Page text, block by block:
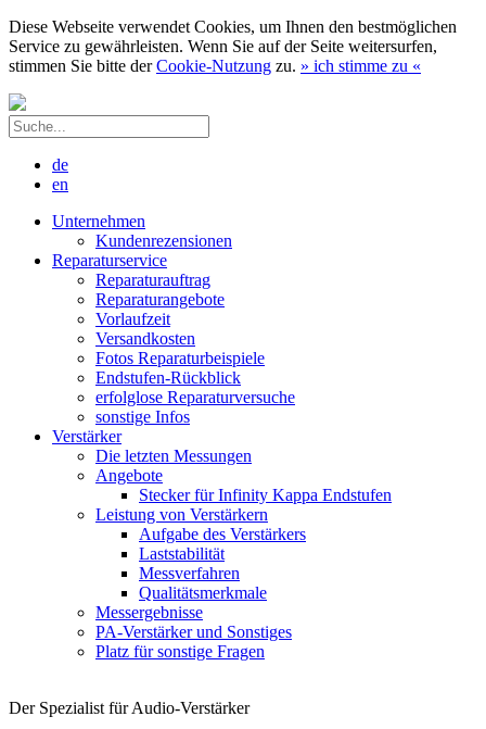
Diese Webseite verwendet Cookies, um Ihnen den bestmöglichen
Service zu gewährleisten. Wenn Sie auf der Seite weitersurfen,
stimmen Sie bitte derCookie-Nutzung zu. » ich stimme zu «
de
en
Unternehmen
Kundenrezensionen
Reparaturservice
Reparaturauftrag
Reparaturangebote
Vorlaufzeit
Versandkosten
Fotos Reparaturbeispiele
Endstufen-Rückblick
erfolglose Reparaturversuche
sonstige Infos
Verstärker
Die letzten Messungen
Angebote
Stecker für Infinity Kappa Endstufen
Leistung von Verstärkern
Aufgabe des Verstärkers
Laststabilität
Messverfahren
Qualitätsmerkmale
Messergebnisse
PA-Verstärker und Sonstiges
Platz für sonstige Fragen
Der Spezialist für Audio-Verstärker